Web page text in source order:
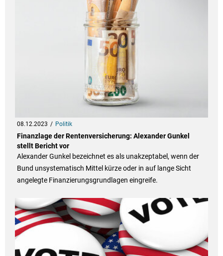
08.12.2023 Politik
Finanzlage der Rentenversicherung: Alexander Gunkel
stellt Bericht vor
Alexander Gunkel bezeichnet es als unakzeptabel, wenn der
Bund unsystematisch Mittel kürze oder in auf lange Sicht
angelegte Finanzierungsgrundlagen eingreife.